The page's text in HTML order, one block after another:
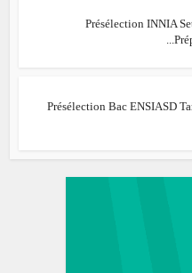
Présélection INNIA
Présélection Bac ENSIASD